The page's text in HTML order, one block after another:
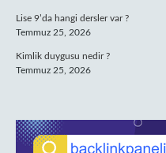
Lise 9’da hangi dersler var ?
Temmuz 25, 2026
Kimlik duygusu nedir ?
Temmuz 25, 2026